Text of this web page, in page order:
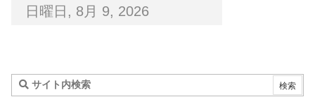
日曜日, 8月 9, 2026